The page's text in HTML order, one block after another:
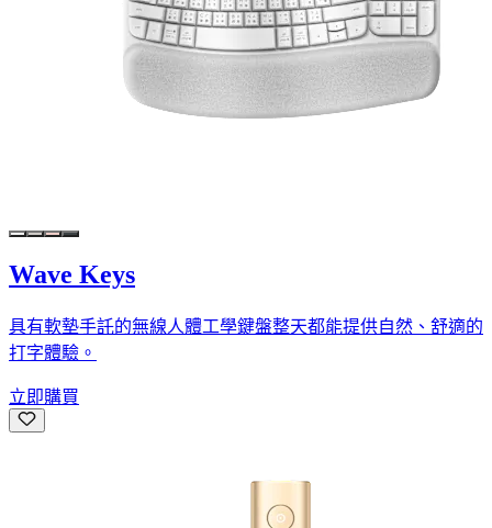
Wave Keys
具有軟墊手託的無線人體工學鍵盤整天都能提供自然、舒適的
打字體驗。
立即購買